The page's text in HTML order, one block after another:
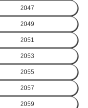
2047
2049
2051
2053
2055
2057
2059